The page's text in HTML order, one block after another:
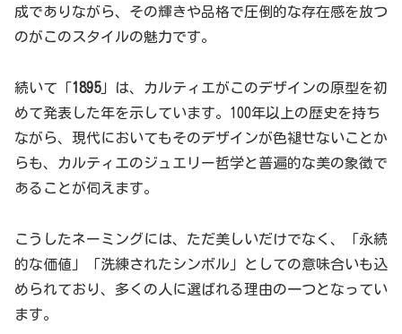
成でありながら、その輝きや品格で圧倒的な存在感を放つ
のがこのスタイルの魅力です。
続いて「1895」は、カルティエがこのデザインの原型を初
めて発表した年を示しています。100年以上の歴史を持ち
ながら、現代においてもそのデザインが色褪せないことか
らも、カルティエのジュエリー哲学と普遍的な美の象徴で
あることが伺えます。
こうしたネーミングには、ただ美しいだけでなく、「永続
的な価値」「洗練されたシンボル」としての意味合いも込
められており、多くの人に選ばれる理由の一つとなってい
ます。